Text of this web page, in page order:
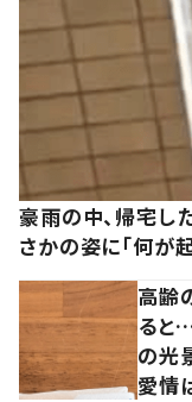
豪雨の中、帰宅し
さかの姿に「何が
高齢
ると
の光
愛情